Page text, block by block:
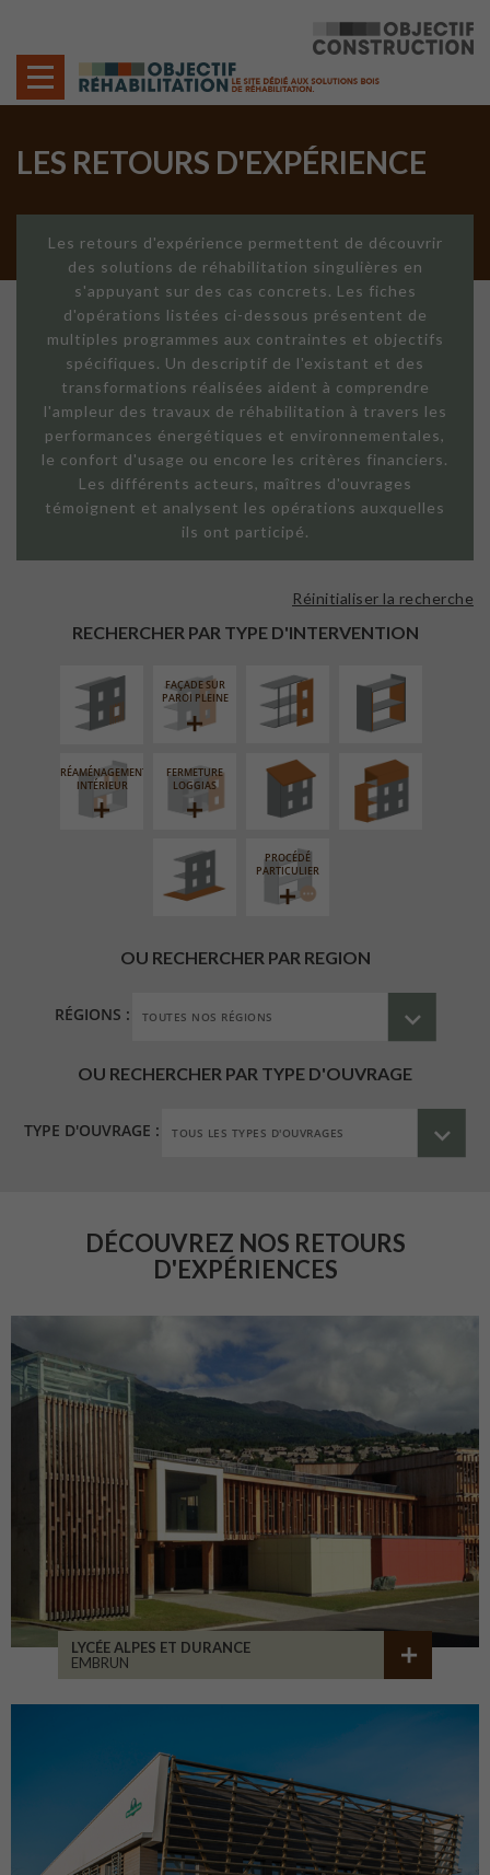
LES RETOURS D'EXPÉRIENCE
Les retours d'expérience permettent de découvrir
des solutions de réhabilitation singulières en
s'appuyant sur des cas concrets. Les fiches
d'opérations listées ci-dessous présentent de
multiples programmes aux contraintes et objectifs
spécifiques. Un descriptif de l'existant et des
transformations réalisées aident à comprendre
l'ampleur des travaux de réhabilitation à travers les
performances énergétiques et environnementales,
le confort d'usage ou encore les critères financiers.
Les différents acteurs, maîtres d'ouvrages
témoignent et analysent les opérations auxquelles
ils ont participé.
RECHERCHER PAR TYPE D'INTERVENTION
Réinitialiser la recherche
EXTÉRIEURE
FAÇADE SUR
PAROI PLEINE
FAÇADE SUR
LINÉAIRE
ISOLATION
INTÉRIEURE
RÉAMÉNAGEMENT
INTÉRIEUR
FERMETURE
LOGGIAS
RÉFECTION DES
TOITURES
SURÉLÉVATION
EXTENSION
AMÉNAGEMENT
EXTÉRIEUR
PROCÉDÉ
PARTICULIER
OU RECHERCHER PAR REGION
RÉGIONS :
OU RECHERCHER PAR TYPE D'OUVRAGE
TYPE D'OUVRAGE :
DÉCOUVREZ NOS RETOURS
D'EXPÉRIENCES
LYCÉE ALPES ET DURANCE
EMBRUN